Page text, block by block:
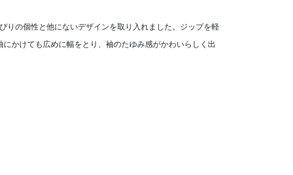
りの個性と他にないデザインを取り入れました。ジップを軽
かけても広めに幅をとり、袖のたゆみ感がかわいらしく出